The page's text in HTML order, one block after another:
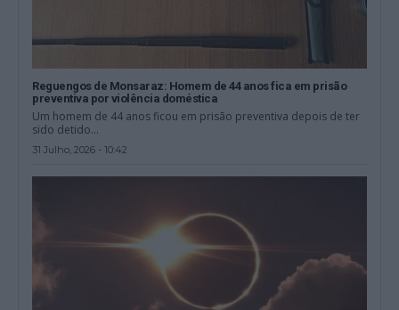
Reguengos de Monsaraz: Homem de 44 anos fica em prisão
preventiva por violência doméstica
Um homem de 44 anos ficou em prisão preventiva depois de ter
sido detido...
31 Julho, 2026 - 10:42